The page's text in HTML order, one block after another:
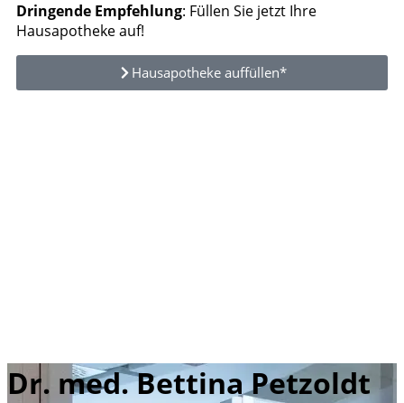
Dringende Empfehlung: Füllen Sie jetzt Ihre
Hausapotheke auf!
Hausapotheke auffüllen*
Dr. med. Bettina Petzoldt